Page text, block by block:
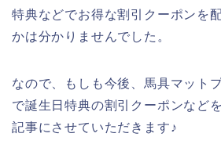
特典などでお得な割引クーポンを
かは分かりませんでした。
なので、もしも今後、馬具マット
で誕生日特典の割引クーポンなど
記事にさせていただきます♪